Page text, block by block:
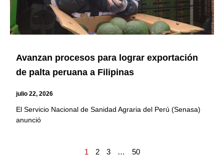
Avanzan procesos para lograr exportación
de palta peruana a Filipinas
julio 22, 2026
El Servicio Nacional de Sanidad Agraria del Perú (Senasa)
anunció
1 2 3 … 50